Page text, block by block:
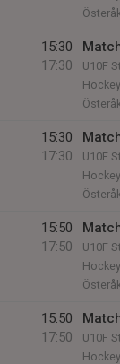
15:30
17:30
U10F
15:30
17:30
U10F
15:50
17:50
U10F
15:50
17:50
U10F